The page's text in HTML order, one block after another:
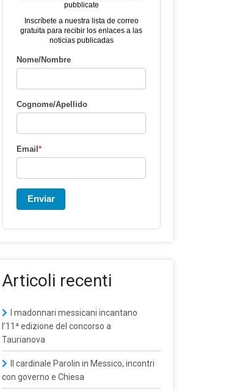
pubblicate
Inscríbete a nuestra lista de correo
gratuita para recibir los enlaces a las
noticias publicadas
Nome/Nombre
Cognome/Apellido
Email *
Enviar
Articoli recenti
I madonnari messicani incantano
l’11ª edizione del concorso a
Taurianova
Il cardinale Parolin in Messico, incontri
con governo e Chiesa